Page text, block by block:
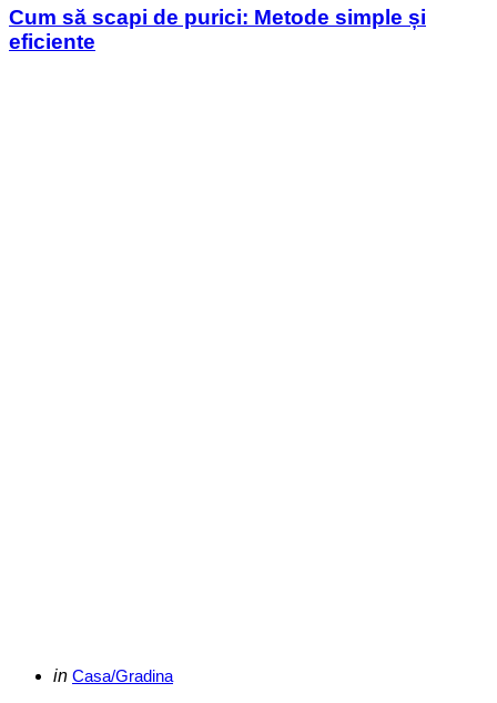
Cum să scapi de purici: Metode simple și
eficiente
Categories
Posted
in Casa/Gradina